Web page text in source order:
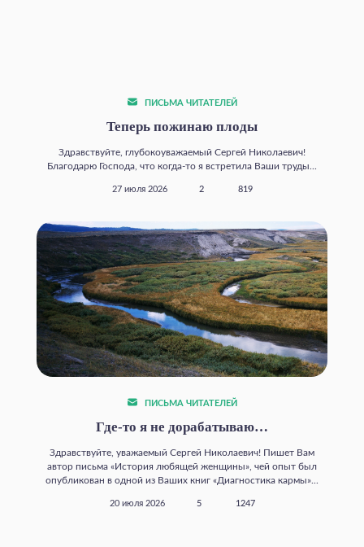
ПИСЬМА ЧИТАТЕЛЕЙ
Теперь пожинаю плоды
Здравствуйте, глубокоуважаемый Сергей Николаевич!
Благодарю Господа, что когда‑то я встретила Ваши труды...
27 июля 2026 2 819
ПИСЬМА ЧИТАТЕЛЕЙ
Где‑то я не дорабатываю…
Здравствуйте, уважаемый Сергей Николаевич! Пишет Вам
автор письма «История любящей женщины», чей опыт был
опубликован в одной из Ваших книг «Диагностика кармы»...
20 июля 2026 5 1247